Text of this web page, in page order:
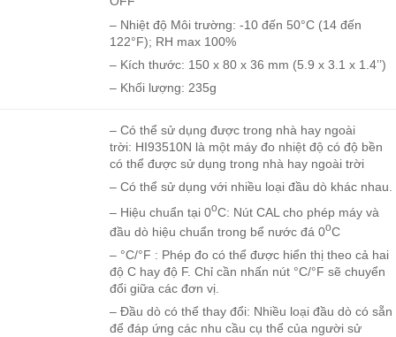
– Nhiệt độ Môi trường: -10 đến 50°C (14 đến
122°F); RH max 100%
– Kích thước: 150 x 80 x 36 mm (5.9 x 3.1 x 1.4’’)
– Khối lượng: 235g
– Có thể sử dụng được trong nhà hay ngoài
trời: HI93510N là một máy đo nhiệt độ có độ bền
có thể được sử dụng trong nhà hay ngoài trời
– Có thể sử dụng với nhiều loại đầu dò khác nhau.
– Hiệu chuẩn tại 0oC: Nút CAL cho phép máy và
đầu dò hiệu chuẩn trong bể nước đá 0oC
– °C/°F : Phép đo có thể được hiển thị theo cả hai
độ C hay độ F. Chỉ cần nhấn nút °C/°F sẽ chuyển
đổi giữa các đơn vị.
– Đầu dò có thể thay đổi: Nhiều loại đầu dò có sẵn
để đáp ứng các nhu cầu cụ thể của người sử